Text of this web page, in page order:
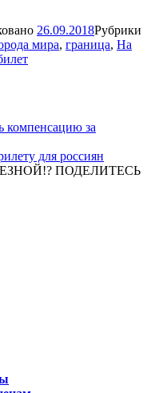
26.09.2018Рубрики
мира, граница, На
компенсацию за
для россиян
ПОДЕЛИТЕСЬ